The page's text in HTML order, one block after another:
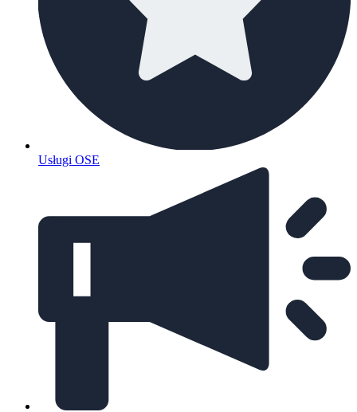
Usługi OSE